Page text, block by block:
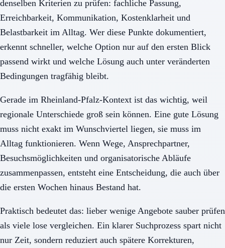
denselben Kriterien zu prüfen: fachliche Passung,
Erreichbarkeit, Kommunikation, Kostenklarheit und
Belastbarkeit im Alltag. Wer diese Punkte dokumentiert,
erkennt schneller, welche Option nur auf den ersten Blick
passend wirkt und welche Lösung auch unter veränderten
Bedingungen tragfähig bleibt.
Gerade im Rheinland-Pfalz-Kontext ist das wichtig, weil
regionale Unterschiede groß sein können. Eine gute Lösung
muss nicht exakt im Wunschviertel liegen, sie muss im
Alltag funktionieren. Wenn Wege, Ansprechpartner,
Besuchsmöglichkeiten und organisatorische Abläufe
zusammenpassen, entsteht eine Entscheidung, die auch über
die ersten Wochen hinaus Bestand hat.
Praktisch bedeutet das: lieber wenige Angebote sauber prüfen
als viele lose vergleichen. Ein klarer Suchprozess spart nicht
nur Zeit, sondern reduziert auch spätere Korrekturen,